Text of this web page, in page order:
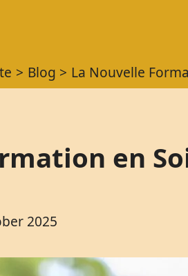
Blog La Nouvelle
en
2025